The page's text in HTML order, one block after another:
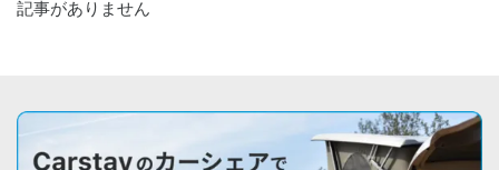
記事がありません